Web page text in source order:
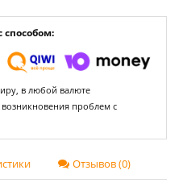
в любой валюте
возникновения проблем с
Отзывов (0)